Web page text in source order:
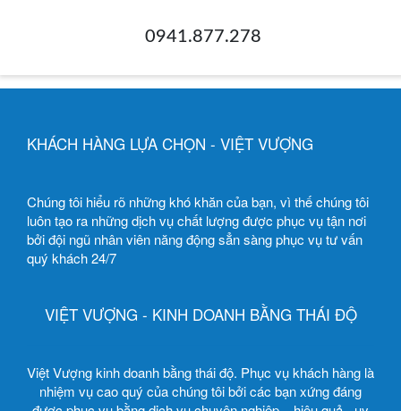
0941.877.278
KHÁCH HÀNG LỰA CHỌN - VIỆT VƯỢNG
Chúng tôi hiểu rõ những khó khăn của bạn, vì thế chúng tôi
luôn tạo ra những dịch vụ chất lượng được phục vụ tận nơi
bởi đội ngũ nhân viên năng động sẳn sàng phục vụ tư vấn
quý khách 24/7
VIỆT VƯỢNG - KINH DOANH BẰNG THÁI ĐỘ
Việt Vượng kinh doanh bằng thái độ. Phục vụ khách hàng là
nhiệm vụ cao quý của chúng tôi bởi các bạn xứng đáng